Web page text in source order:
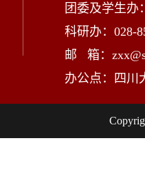
团委及学生办
科研办：028-
邮 箱：
办公点：四川